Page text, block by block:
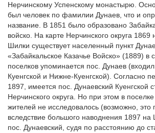
Нерчинскому Успенскому монастырю.
был человек по фамилии Дунаев, что и
название. В 1851 было образовано
войско. На карте Нерчинского округа 1869
Шилки существует населенный пункт
«Забайкальское Казачье Войско» (1889) в
поселков упоминается пос. Дунаев
Куенгской и Нижне-Куенгской). Согласно
1897, имеется пос. Дунаевский Куенгской
Нерчинского округа. Но при этом в
жителей не исследовалось (возможно, это
вследствие большого наводнения 1897 на
пос. Дунаевский, судя по расстоянию до